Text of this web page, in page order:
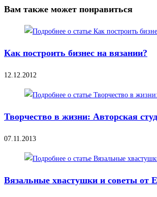
Вам также может понравиться
Как построить бизнес на вязании?
12.12.2012
Творчество в жизни: Авторская
07.11.2013
Вязальные хвастушки и советы от